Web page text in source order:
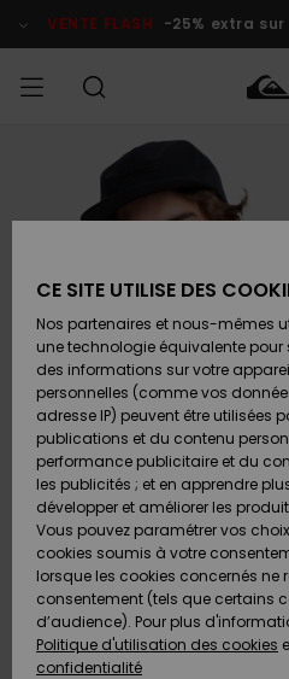
l'information
le
VENTE FLASH -25% extra
HOMME Vêtements
& Tongs
Surf
Snow
Vêtements
& Tongs
Surf
Snow
FEMME
Shop
A
Découvrir
Snow
SURF
Surf Shop
Homme
Enfant
Highlights
SNOW
Snow
Shop
Homme
Snow
Shop
Enfant
Snow
Shop
Femme
A
Découvrir
VENTE
FLASH
Outlet
Homme
Enfant
Outlet
Femme
Préférences
Langue Et
Région
français
Nederlands
Accéder à
commande
Retours
Paiement
Carte
Cadeau
Quiksilver
Freedom
Protection
des données
CE SITE UTILISE DES
Nos partenaires et nous-mêmes
une technologie équivalente
des informations sur votre
personnelles (comme vos
adresse IP) peuvent être utilisées
publications et du contenu
performance publicitaire et du
les publicités ; et en apprendre
développer et améliorer les
Vous pouvez paramétrer vos
cookies soumis à votre
lorsque les cookies concernés ne
consentement (tels que certains
d’audience). Pour plus
Politique d'utilisation des cookies
confidentialité